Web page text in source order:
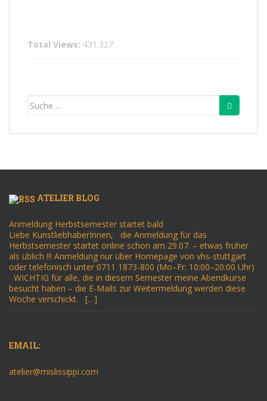
Total Views: 431.327
Suche
ATELIER BLOG
Anmeldung Herbstsemester startet bald
Liebe KunstliebhaberInnen, die Anmeldung für das
Herbstsemester startet online schon am 29.07. – etwas früher
als üblich !!! Anmeldung nur über Homepage von vhs-stuttgart
oder telefonisch unter 0711 1873-800 (Mo–Fr: 10:00–20:00 Uhr)
WICHTIG für alle, die in diesem Semester meine Abendkurse
besucht haben – die E-Mails zur Weitermeldung werden diese
Woche verschickt. […]
EMAIL:
atelier@mislissippi.com